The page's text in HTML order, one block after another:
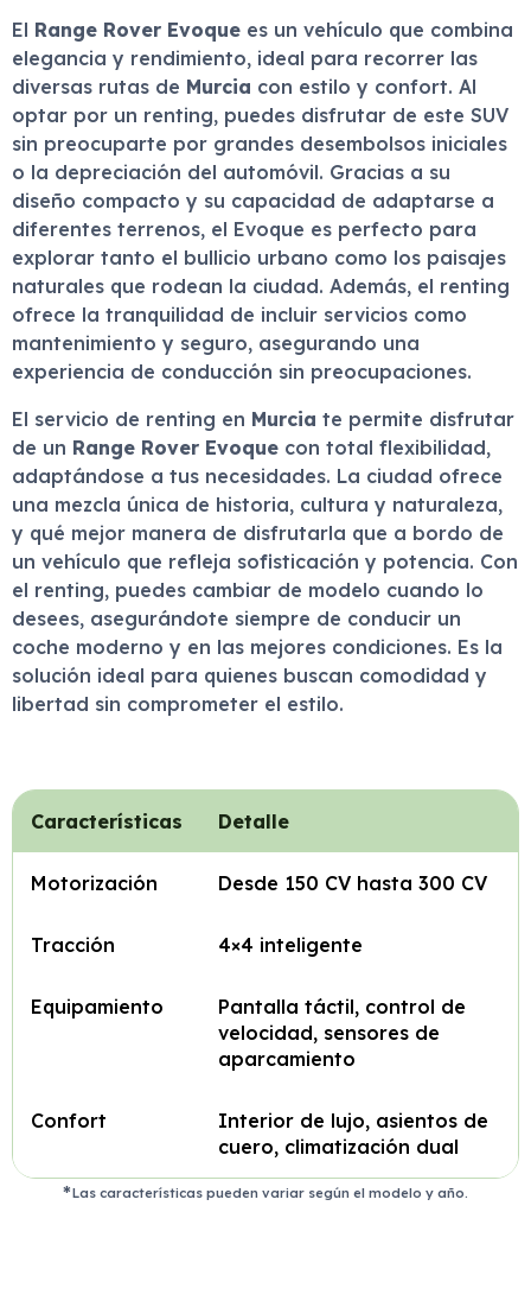
El Range Rover Evoque es un vehículo que combina
elegancia y rendimiento, ideal para recorrer las
diversas rutas de Murcia con estilo y confort. Al
optar por un renting, puedes disfrutar de este SUV
sin preocuparte por grandes desembolsos iniciales
o la depreciación del automóvil. Gracias a su
diseño compacto y su capacidad de adaptarse a
diferentes terrenos, el Evoque es perfecto para
explorar tanto el bullicio urbano como los paisajes
naturales que rodean la ciudad. Además, el renting
ofrece la tranquilidad de incluir servicios como
mantenimiento y seguro, asegurando una
experiencia de conducción sin preocupaciones.
El servicio de renting en Murcia te permite disfrutar
de un Range Rover Evoque con total flexibilidad,
adaptándose a tus necesidades. La ciudad ofrece
una mezcla única de historia, cultura y naturaleza,
y qué mejor manera de disfrutarla que a bordo de
un vehículo que refleja sofisticación y potencia. Con
el renting, puedes cambiar de modelo cuando lo
desees, asegurándote siempre de conducir un
coche moderno y en las mejores condiciones. Es la
solución ideal para quienes buscan comodidad y
libertad sin comprometer el estilo.
Características Detalle
Motorización Desde 150 CV hasta 300 CV
Tracción 4×4 inteligente
Equipamiento
Pantalla táctil, control de
velocidad, sensores de
aparcamiento
Confort
Interior de lujo, asientos de
cuero, climatización dual
Las características pueden variar según el modelo y año.